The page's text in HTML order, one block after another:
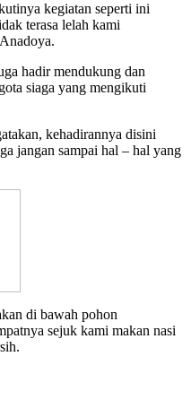
kegiatan seperti ini
terasa lelah kami
hadir mendukung dan
siaga yang mengikuti
kehadirannya disini
jangan sampai hal – hal yang
di bawah pohon
sejuk kami makan nasi